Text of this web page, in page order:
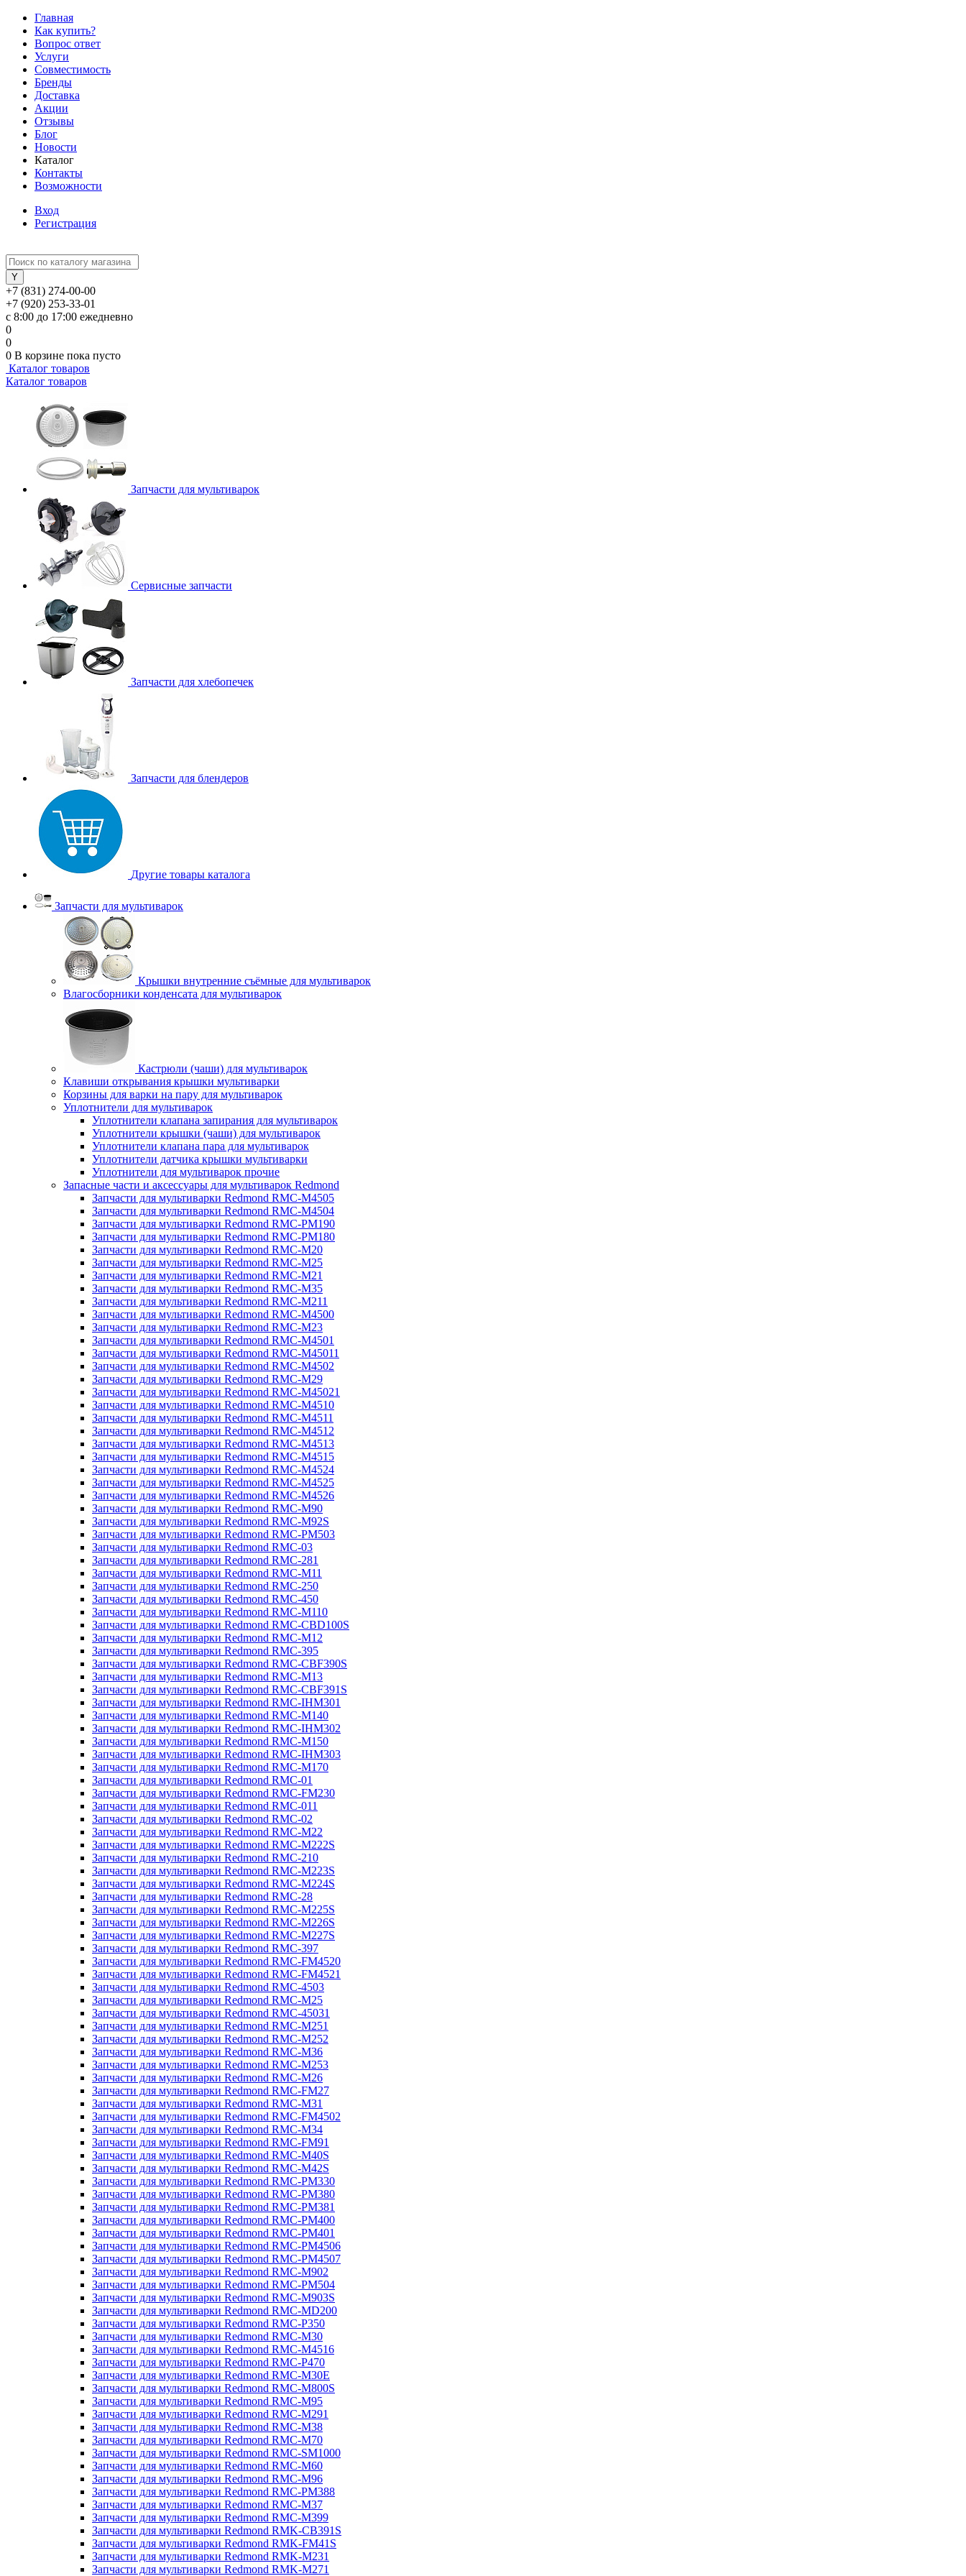
Главная
Как купить?
Вопрос ответ
Услуги
Совместимость
Бренды
Доставка
Акции
Отзывы
Блог
Новости
Каталог
Контакты
Возможности
Вход
Регистрация
+7 (831) 274-00-00
+7 (920) 253-33-01
с 8:00 до 17:00 ежедневно
0
0
0 В корзине пока пусто
Каталог товаров
Каталог товаров
Запчасти для мультиварок
Сервисные запчасти
Запчасти для хлебопечек
Запчасти для блендеров
Другие товары каталога
Запчасти для мультиварок
Крышки внутренние съёмные для мультиварок
Влагосборники конденсата для мультиварок
Кастрюли (чаши) для мультиварок
Клавиши открывания крышки мультиварки
Корзины для варки на пару для мультиварок
Уплотнители для мультиварок
Уплотнители клапана запирания для мультиварок
Уплотнители крышки (чаши) для мультиварок
Уплотнители клапана пара для мультиварок
Уплотнители датчика крышки мультиварки
Уплотнители для мультиварок прочие
Запасные части и аксессуары для мультиварок Redmond
Запчасти для мультиварки Redmond RMC-M4505
Запчасти для мультиварки Redmond RMC-M4504
Запчасти для мультиварки Redmond RMC-PM190
Запчасти для мультиварки Redmond RMC-PM180
Запчасти для мультиварки Redmond RMC-M20
Запчасти для мультиварки Redmond RMC-M25
Запчасти для мультиварки Redmond RMC-M21
Запчасти для мультиварки Redmond RMC-M35
Запчасти для мультиварки Redmond RMC-M211
Запчасти для мультиварки Redmond RMC-M4500
Запчасти для мультиварки Redmond RMC-M23
Запчасти для мультиварки Redmond RMC-M4501
Запчасти для мультиварки Redmond RMC-M45011
Запчасти для мультиварки Redmond RMC-M4502
Запчасти для мультиварки Redmond RMC-M29
Запчасти для мультиварки Redmond RMC-M45021
Запчасти для мультиварки Redmond RMC-M4510
Запчасти для мультиварки Redmond RMC-M4511
Запчасти для мультиварки Redmond RMC-M4512
Запчасти для мультиварки Redmond RMC-M4513
Запчасти для мультиварки Redmond RMC-M4515
Запчасти для мультиварки Redmond RMC-M4524
Запчасти для мультиварки Redmond RMC-M4525
Запчасти для мультиварки Redmond RMC-M4526
Запчасти для мультиварки Redmond RMC-M90
Запчасти для мультиварки Redmond RMC-M92S
Запчасти для мультиварки Redmond RMC-PM503
Запчасти для мультиварки Redmond RMC-03
Запчасти для мультиварки Redmond RMC-281
Запчасти для мультиварки Redmond RMC-M11
Запчасти для мультиварки Redmond RMC-250
Запчасти для мультиварки Redmond RMC-450
Запчасти для мультиварки Redmond RMC-M110
Запчасти для мультиварки Redmond RMC-CBD100S
Запчасти для мультиварки Redmond RMC-M12
Запчасти для мультиварки Redmond RMC-395
Запчасти для мультиварки Redmond RMC-CBF390S
Запчасти для мультиварки Redmond RMC-M13
Запчасти для мультиварки Redmond RMC-CBF391S
Запчасти для мультиварки Redmond RMC-IHM301
Запчасти для мультиварки Redmond RMC-M140
Запчасти для мультиварки Redmond RMC-IHM302
Запчасти для мультиварки Redmond RMC-M150
Запчасти для мультиварки Redmond RMC-IHM303
Запчасти для мультиварки Redmond RMC-M170
Запчасти для мультиварки Redmond RMC-01
Запчасти для мультиварки Redmond RMC-FM230
Запчасти для мультиварки Redmond RMC-011
Запчасти для мультиварки Redmond RMC-02
Запчасти для мультиварки Redmond RMC-M22
Запчасти для мультиварки Redmond RMC-M222S
Запчасти для мультиварки Redmond RMC-210
Запчасти для мультиварки Redmond RMC-M223S
Запчасти для мультиварки Redmond RMC-M224S
Запчасти для мультиварки Redmond RMC-28
Запчасти для мультиварки Redmond RMC-M225S
Запчасти для мультиварки Redmond RMC-M226S
Запчасти для мультиварки Redmond RMC-M227S
Запчасти для мультиварки Redmond RMC-397
Запчасти для мультиварки Redmond RMC-FM4520
Запчасти для мультиварки Redmond RMC-FM4521
Запчасти для мультиварки Redmond RMC-4503
Запчасти для мультиварки Redmond RMC-M25
Запчасти для мультиварки Redmond RMC-45031
Запчасти для мультиварки Redmond RMC-M251
Запчасти для мультиварки Redmond RMC-M252
Запчасти для мультиварки Redmond RMC-M36
Запчасти для мультиварки Redmond RMC-M253
Запчасти для мультиварки Redmond RMC-M26
Запчасти для мультиварки Redmond RMC-FM27
Запчасти для мультиварки Redmond RMC-M31
Запчасти для мультиварки Redmond RMC-FM4502
Запчасти для мультиварки Redmond RMC-M34
Запчасти для мультиварки Redmond RMC-FM91
Запчасти для мультиварки Redmond RMC-M40S
Запчасти для мультиварки Redmond RMC-M42S
Запчасти для мультиварки Redmond RMC-PM330
Запчасти для мультиварки Redmond RMC-PM380
Запчасти для мультиварки Redmond RMC-PM381
Запчасти для мультиварки Redmond RMC-PM400
Запчасти для мультиварки Redmond RMC-PM401
Запчасти для мультиварки Redmond RMC-PM4506
Запчасти для мультиварки Redmond RMC-PM4507
Запчасти для мультиварки Redmond RMC-M902
Запчасти для мультиварки Redmond RMC-PM504
Запчасти для мультиварки Redmond RMC-M903S
Запчасти для мультиварки Redmond RMC-MD200
Запчасти для мультиварки Redmond RMC-P350
Запчасти для мультиварки Redmond RMC-M30
Запчасти для мультиварки Redmond RMC-M4516
Запчасти для мультиварки Redmond RMC-P470
Запчасти для мультиварки Redmond RMC-M30E
Запчасти для мультиварки Redmond RMC-M800S
Запчасти для мультиварки Redmond RMC-M95
Запчасти для мультиварки Redmond RMC-M291
Запчасти для мультиварки Redmond RMC-M38
Запчасти для мультиварки Redmond RMC-M70
Запчасти для мультиварки Redmond RMC-SM1000
Запчасти для мультиварки Redmond RMC-M60
Запчасти для мультиварки Redmond RMC-M96
Запчасти для мультиварки Redmond RMC-PM388
Запчасти для мультиварки Redmond RMC-M37
Запчасти для мультиварки Redmond RMC-M399
Запчасти для мультиварки Redmond RMK-CB391S
Запчасти для мультиварки Redmond RMK-FM41S
Запчасти для мультиварки Redmond RMK-M231
Запчасти для мультиварки Redmond RMK-M271